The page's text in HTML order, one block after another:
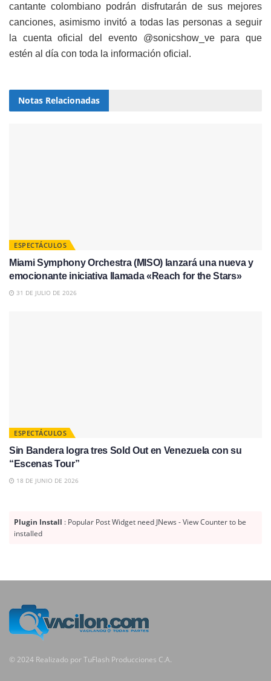
cantante colombiano podrán disfrutarán de sus mejores
canciones, asimismo invitó a todas las personas a seguir
la cuenta oficial del evento @sonicshow_ve para que
estén al día con toda la información oficial.
Notas Relacionadas
ESPECTÁCULOS
Miami Symphony Orchestra (MISO) lanzará una nueva y
emocionante iniciativa llamada «Reach for the Stars»
31 DE JULIO DE 2026
ESPECTÁCULOS
Sin Bandera logra tres Sold Out en Venezuela con su
“Escenas Tour”
18 DE JUNIO DE 2026
Plugin Install : Popular Post Widget need JNews - View Counter to be
installed
© 2024 Realizado por TuFlash Producciones C.A.